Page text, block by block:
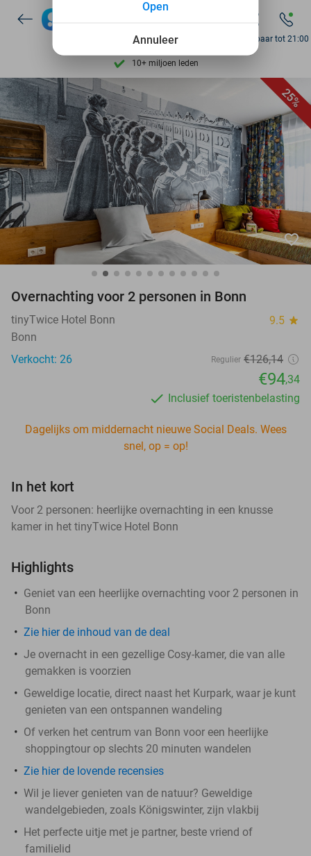
7 dagen per week beschikbaar
10+ miljoen leden
9,4 op basis van
7 dagen per week beschikbaar
10+ miljoen leden
Bereikbaar tot 21:00
25%
favorite_border
Overnachting voor 2 personen in Bonn
tinyTwice Hotel Bonn 9.5 star
Bonn
Verkocht: 26
Regulier €126,14
€94,34
Inclusief toeristenbelasting
Dagelijks om middernacht nieuwe Social Deals. Wees
snel, op = op!
In het kort
Voor 2 personen: heerlijke overnachting in een knusse
kamer in het tinyTwice Hotel Bonn
Highlights
Geniet van een heerlijke overnachting voor 2 personen in
Bonn
Zie hier de inhoud van de deal
Je overnacht in een gezellige Cosy-kamer, die van alle
gemakken is voorzien
Geweldige locatie, direct naast het Kurpark, waar je kunt
genieten van een ontspannen wandeling
Of verken het centrum van Bonn voor een heerlijke
shoppingtour op slechts 20 minuten wandelen
Zie hier de lovende recensies
Wil je liever genieten van de natuur? Geweldige
wandelgebieden, zoals Königswinter, zijn vlakbij
Het perfecte uitje met je partner, beste vriend of
familielid
Annuleer
Open